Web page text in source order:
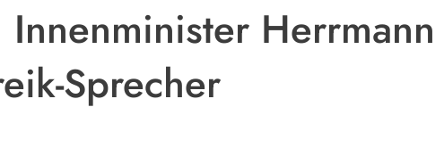
Sprecher